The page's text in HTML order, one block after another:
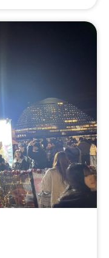
&チーズ、台湾まぜ